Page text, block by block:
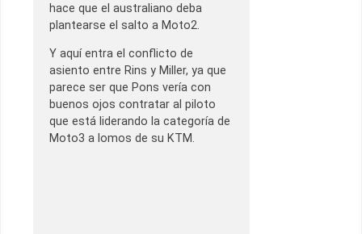
hace que el australiano deba
plantearse el salto a Moto2.
Y aquí entra el conflicto de
asiento entre Rins y Miller, ya que
parece ser que Pons vería con
buenos ojos contratar al piloto
que está liderando la categoría de
Moto3 a lomos de su KTM.